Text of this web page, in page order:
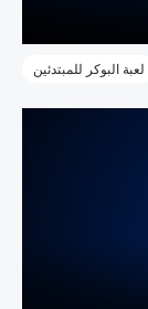
لعبة البوكر للمبتدئين